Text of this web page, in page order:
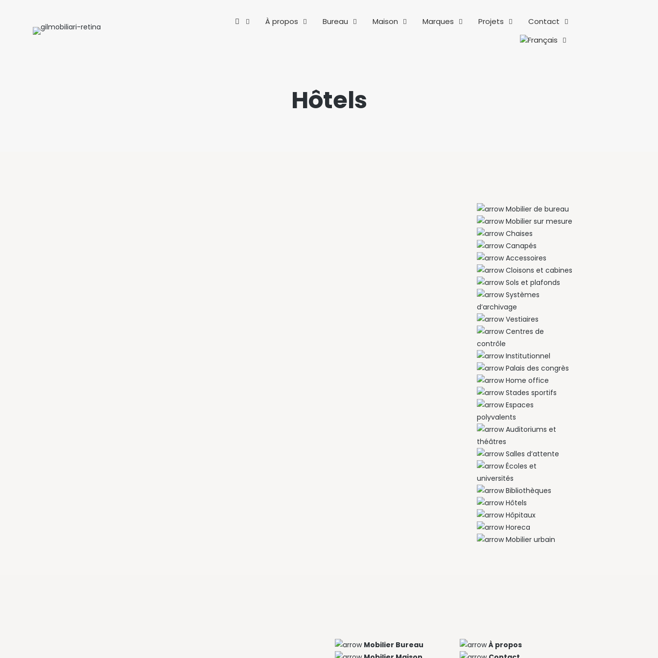
À propos Bureau Maison Marques Projets Contact
Hôtels
Mobilier de bureau
Mobilier sur mesure
Chaises
Canapés
Accessoires
Cloisons et cabines
Sols et plafonds
Systèmes
d’archivage
Vestiaires
Centres de
contrôle
Institutionnel
Palais des congrès
Home office
Stades sportifs
Espaces
polyvalents
Auditoriums et
théâtres
Salles d’attente
Écoles et
universités
Bibliothèques
Hôtels
Hôpitaux
Horeca
Mobilier urbain
Mobilier Bureau
À propos